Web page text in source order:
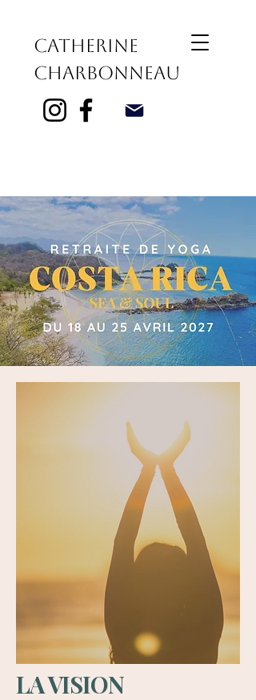
Catherine
Charbonneau
LA VISION